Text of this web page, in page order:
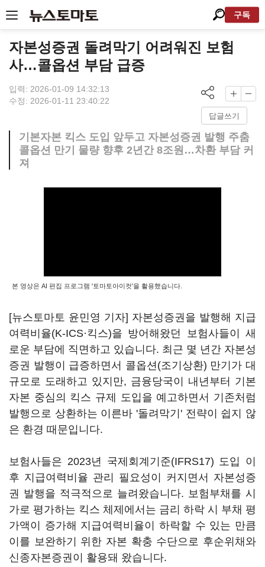
구독
자본성증권 돌려막기 어려워진 보험
사…콜옵션 부담 급증
입력: 2026-01-09 14:32:13
수정: 2026-01-11 23:40:22
답글쓰기
기본자본 킥스 도입 앞두고 자본성증권 발행 주춤
콜옵션 만기 물량 향후 2년간 8조원…차환 부담 커
져
본 영상은 AI 편집 프로그램 '토마토아이컷'을 활용했습니다.
[뉴스토마토 윤민영 기자] 자본성증권을 발행해 지급
여력비율(K-ICS·킥스)을 방어해왔던 보험사들이 새
로운 부담에 직면하고 있습니다. 최근 몇 년간 자본성
증권 발행이 급증하면서 콜옵션(조기상환) 만기가 대
규모로 도래하고 있지만, 금융당국이 내년부터 기본
자본 중심의 킥스 규제 도입을 예고하면서 기존처럼
발행으로 상환하는 이른바 '돌려막기' 전략이 쉽지 않
은 환경 때문입니다.
보험사들은 2023년 국제회계기준(IFRS17) 도입 이
후 지급여력비율 관리 필요성이 커지면서 자본성증
권 발행을 적극적으로 늘려왔습니다. 보험부채를 시
가로 평가하는 킥스 체제에서는 금리 하락 시 부채 평
가액이 증가해 지급여력비율이 하락할 수 있는 만큼
이를 보완하기 위한 자본 확충 수단으로 후순위채와
신종자본증권이 활용돼 왔습니다.